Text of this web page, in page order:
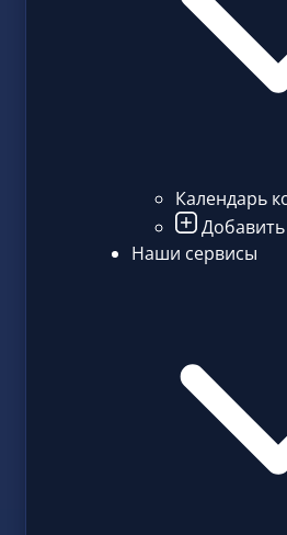
Календарь
Наши сервисы